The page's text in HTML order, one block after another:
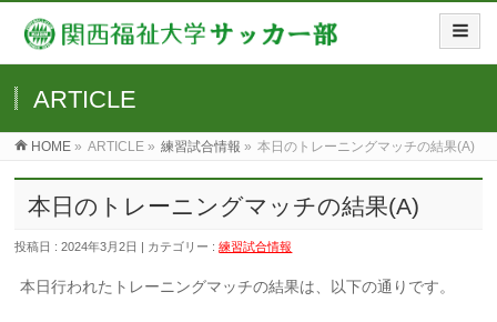
ARTICLE
HOME » ARTICLE » 練習試合情報 » 本日のトレーニングマッチの結果(A)
本日のトレーニングマッチの結果(A)
投稿日 : 2024年3月2日 | カテゴリー :練習試合情報
本日行われたトレーニングマッチの結果は、以下の通りです。